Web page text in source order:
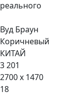
реального
Вуд Браун
Коричневый
КИТАЙ
3 201
2700 x 1470
18